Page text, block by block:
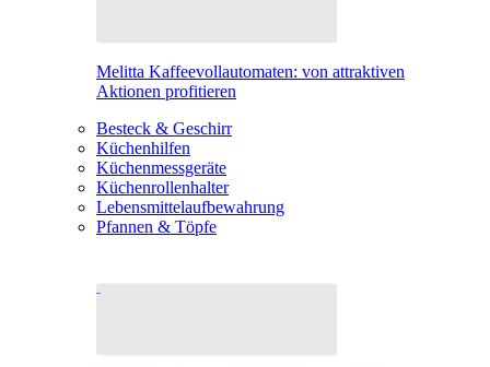
Melitta Kaffeevollautomaten: von attraktiven
Aktionen profitieren
Besteck & Geschirr
Küchenhilfen
Küchenmessgeräte
Küchenrollenhalter
Lebensmittelaufbewahrung
Pfannen & Töpfe